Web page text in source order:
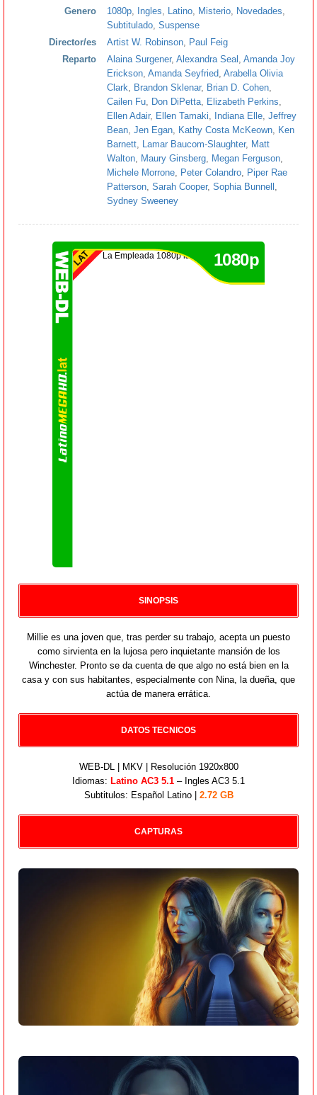
Genero
1080p Ingles Latino Misterio Novedades
Subtitulado Suspense
Director/es
Artist W. Robinson
Paul Feig
Reparto
Alaina Surgener, Alexandra Seal
Amanda Joy
Erickson Amanda Seyfried Arabella Olivia
Clark
Brandon Sklenar, Brian D. Cohen
Cailen Fu
Don DiPetta Elizabeth Perkins
Ellen Adair, Ellen Tamaki Indiana Elle Jeffrey
Bean Jen Egan Kathy Costa McKeown
Ken
Barnett
Lamar Baucom-Slaughter, Matt
Walton
Maury Ginsberg Megan Ferguson
Michele Morrone
Peter Colandro
Piper Rae
Patterson Sarah Cooper, Sophia Bunnell
Sydney Sweeney
1080p
SINOPSIS
Millie es una joven que, tras perder su trabajo, acepta un puesto
como sirvienta en la lujosa pero inquietante mansión de los
Winchester. Pronto se da cuenta de que algo no está bien en la
casa y con sus habitantes, especialmente con Nina, la dueña, que
actúa de manera errática.
DATOS TECNICOS
WEB-DL | MKV | Resolución 1920x800
Idiomas: Latino AC3 5.1 – Ingles AC3 5.1
Subtitulos: Español Latino | 2.72 GB
CAPTURAS